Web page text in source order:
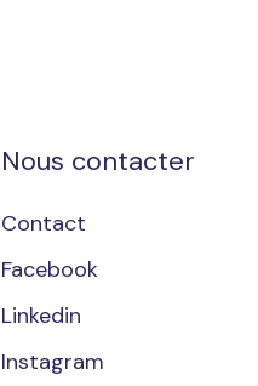
Nous contacter
Contact
Facebook
Linkedin
Instagram